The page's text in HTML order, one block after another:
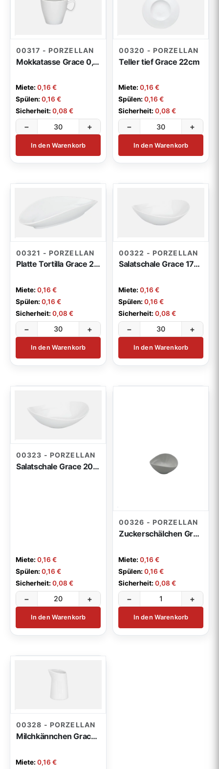
00317 - PORZELLAN
Mokkatasse Grace 0,10l
Miete:0,16 €
Spülen:0,16 €
Sicherheit:0,08 €
− +
In den Warenkorb
00320 - PORZELLAN
Teller tief Grace 22cm
Miete:0,16 €
Spülen:0,16 €
Sicherheit:0,08 €
− +
In den Warenkorb
00321 - PORZELLAN
Platte Tortilla Grace 22cm
Miete:0,16 €
Spülen:0,16 €
Sicherheit:0,08 €
− +
In den Warenkorb
00322 - PORZELLAN
Salatschale Grace 17cm
Miete:0,16 €
Spülen:0,16 €
Sicherheit:0,08 €
− +
In den Warenkorb
00323 - PORZELLAN
Salatschale Grace 20cm
Miete:0,16 €
Spülen:0,16 €
Sicherheit:0,08 €
− +
In den Warenkorb
00326 - PORZELLAN
Zuckerschälchen Grace 9cm
Miete:0,16 €
Spülen:0,16 €
Sicherheit:0,08 €
− +
In den Warenkorb
00328 - PORZELLAN
Milchkännchen Grace 0,15l
Miete:0,16 €